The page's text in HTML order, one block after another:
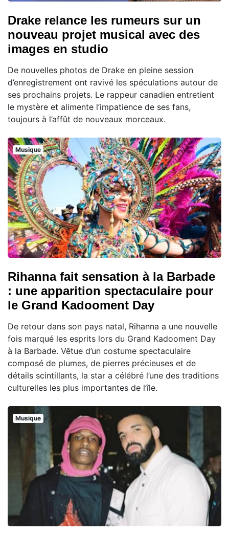
Drake relance les rumeurs sur un
nouveau projet musical avec des
images en studio
De nouvelles photos de Drake en pleine session
d’enregistrement ont ravivé les spéculations autour de
ses prochains projets. Le rappeur canadien entretient
le mystère et alimente l’impatience de ses fans,
toujours à l’affût de nouveaux morceaux.
Musique
Rihanna fait sensation à la Barbade
: une apparition spectaculaire pour
le Grand Kadooment Day
De retour dans son pays natal, Rihanna a une nouvelle
fois marqué les esprits lors du Grand Kadooment Day
à la Barbade. Vêtue d’un costume spectaculaire
composé de plumes, de pierres précieuses et de
détails scintillants, la star a célébré l’une des traditions
culturelles les plus importantes de l’île.
Musique